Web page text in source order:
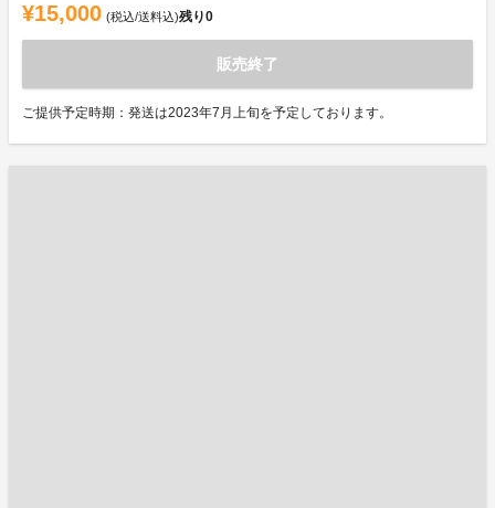
¥15,000 (税込/送料込)残り0
販売終了
ご提供予定時期：発送は2023年7月上旬を予定しております。